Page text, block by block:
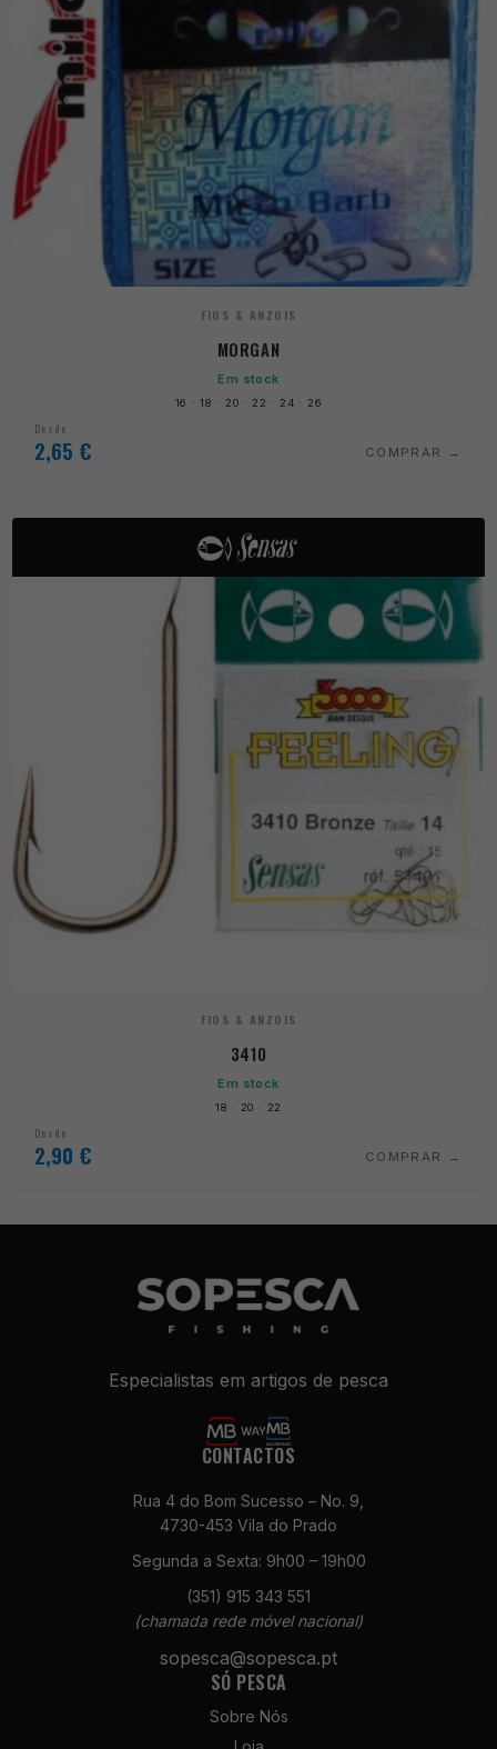
FIOS & ANZOIS
MORGAN
Em stock
16 · 18 · 20 · 22 · 24 · 26
Desde
2,65 € COMPRAR
FIOS & ANZOIS
3410
Em stock
18 · 20 · 22
Desde
2,90 € COMPRAR
Especialistas em artigos de pesca
CONTACTOS
Rua 4 do Bom Sucesso – No. 9,
4730-453 Vila do Prado
Segunda a Sexta: 9h00 – 19h00
(351) 915 343 551
(chamada rede móvel nacional)
sopesca@sopesca.pt
SÓ PESCA
Sobre Nós
Estes cookies
não são
opcionais. São
para o
do site.
Estatísticas
Para que
melhorar a
funcionalidade
e a estrutura
base na forma
como é